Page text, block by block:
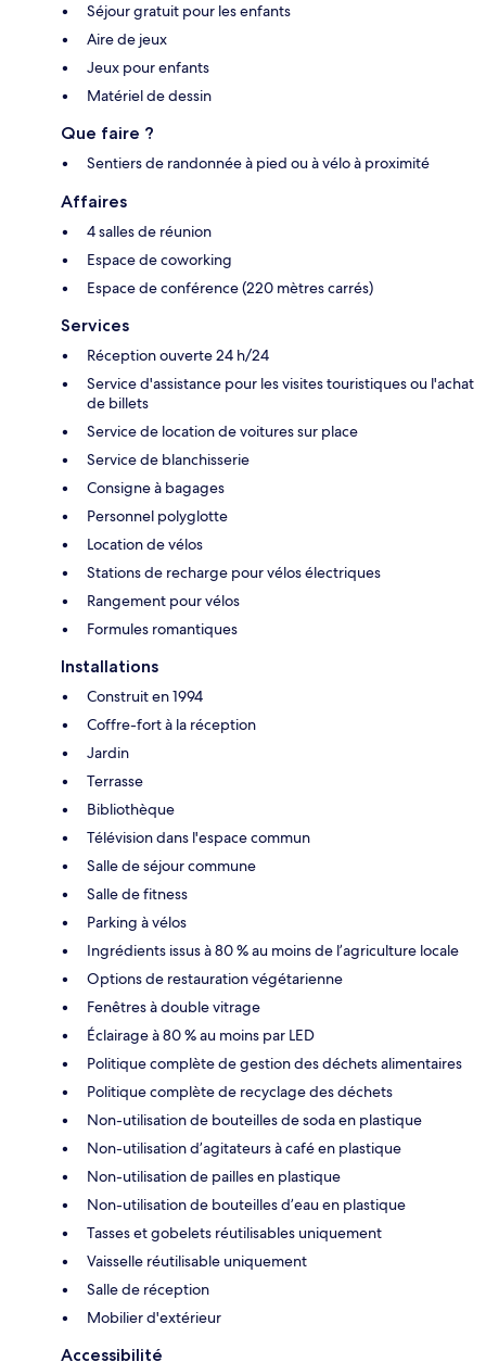
Séjour gratuit pour les enfants
Aire de jeux
Jeux pour enfants
Matériel de dessin
Que faire ?
Sentiers de randonnée à pied ou à vélo à proximité
Affaires
4 salles de réunion
Espace de coworking
Espace de conférence (220 mètres carrés)
Services
Réception ouverte 24 h/24
Service d'assistance pour les visites touristiques ou l'achat
de billets
Service de location de voitures sur place
Service de blanchisserie
Consigne à bagages
Personnel polyglotte
Location de vélos
Stations de recharge pour vélos électriques
Rangement pour vélos
Formules romantiques
Installations
Construit en 1994
Coffre-fort à la réception
Jardin
Terrasse
Bibliothèque
Télévision dans l'espace commun
Salle de séjour commune
Salle de fitness
Parking à vélos
Ingrédients issus à 80 % au moins de l’agriculture locale
Options de restauration végétarienne
Fenêtres à double vitrage
Éclairage à 80 % au moins par LED
Politique complète de gestion des déchets alimentaires
Politique complète de recyclage des déchets
Non-utilisation de bouteilles de soda en plastique
Non-utilisation d’agitateurs à café en plastique
Non-utilisation de pailles en plastique
Non-utilisation de bouteilles d’eau en plastique
Tasses et gobelets réutilisables uniquement
Vaisselle réutilisable uniquement
Salle de réception
Mobilier d'extérieur
Accessibilité